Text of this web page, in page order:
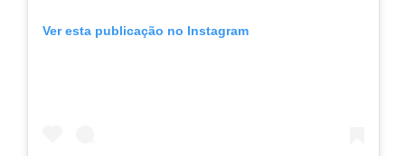
Ver esta publicação no Instagram